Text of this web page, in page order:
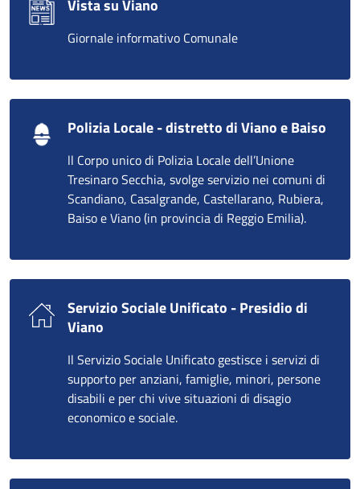
Vista su Viano
Giornale informativo Comunale
Polizia Locale - distretto di Viano e Baiso
ll Corpo unico di Polizia Locale dell’Unione
Tresinaro Secchia, svolge servizio nei comuni di
Scandiano, Casalgrande, Castellarano, Rubiera,
Baiso e Viano (in provincia di Reggio Emilia).
Servizio Sociale Unificato - Presidio di
Viano
Il Servizio Sociale Unificato gestisce i servizi di
supporto per anziani, famiglie, minori, persone
disabili e per chi vive situazioni di disagio
economico e sociale.